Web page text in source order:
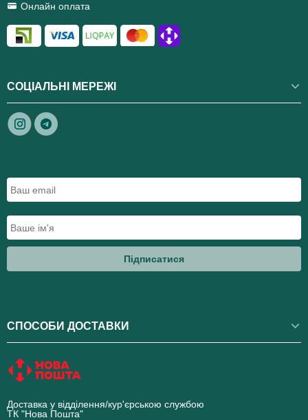
Онлайн оплата
СОЦІАЛЬНІ МЕРЕЖІ
Підписатися
СПОСОБИ ДОСТАВКИ
Доставка у відділення/кур'єрською службою
ТК "Нова Пошта"